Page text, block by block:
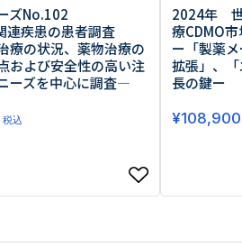
ライフサイ
CDMO
戦略
海外
その他
ズNo.102
連疾患の患者調査
療の状況、薬物治療の
および安全性の高い注
ーズを中心に調査―
税込
2024年 世
療CDMO市
ー「製薬
拡張」、
長の鍵ー
¥108,900